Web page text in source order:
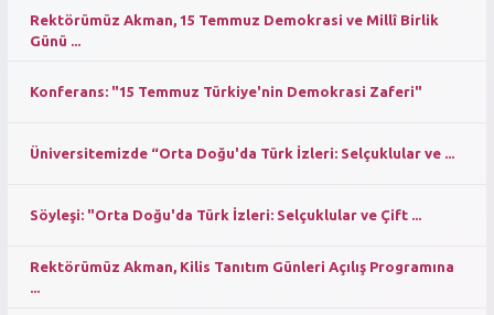
Rektörümüz Akman, 15 Temmuz Demokrasi ve Millî Birlik
Günü ...
Konferans: "15 Temmuz Türkiye'nin Demokrasi Zaferi"
Üniversitemizde “Orta Doğu'da Türk İzleri: Selçuklular ve ...
Söyleşi: "Orta Doğu'da Türk İzleri: Selçuklular ve Çift ...
Rektörümüz Akman, Kilis Tanıtım Günleri Açılış Programına